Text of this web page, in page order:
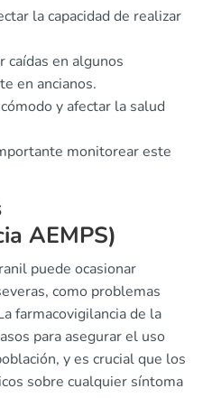
la capacidad de realizar
caídas en algunos
en ancianos.
y afectar la salud
monitorear este
AEMPS)
puede ocasionar
como problemas
farmacovigilancia de la
para asegurar el uso
y es crucial que los
sobre cualquier síntoma